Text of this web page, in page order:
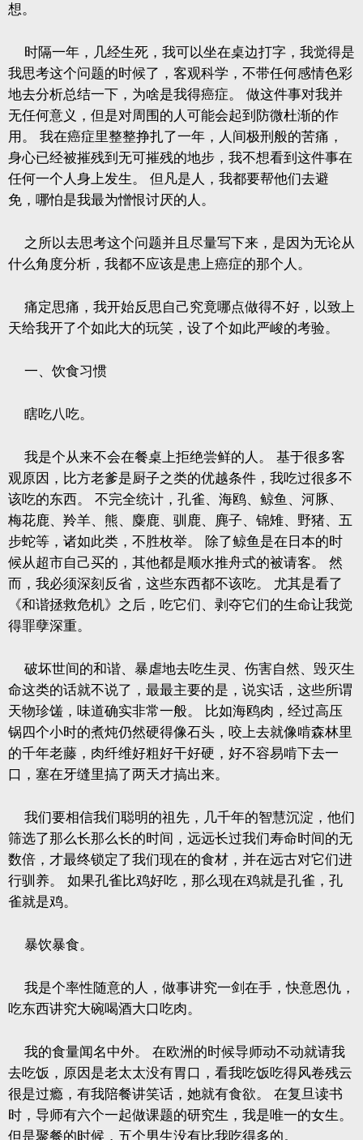
想。
时隔一年，几经生死，我可以坐在桌边打字，我觉得是
我思考这个问题的时候了，客观科学，不带任何感情色彩
地去分析总结一下，为啥是我得癌症。
做这件事对我并
无任何意义，但是对周围的人可能会起到防微杜渐的作
用。
我在癌症里整整挣扎了一年，人间极刑般的苦痛，
身心已经被摧残到无可摧残的地步，我不想看到这件事在
任何一个人身上发生。
但凡是人，我都要帮他们去避
免，哪怕是我最为憎恨讨厌的人。
之所以去思考这个问题并且尽量写下来，是因为无论从
什么角度分析，我都不应该是患上癌症的那个人。
痛定思痛，我开始反思自己究竟哪点做得不好，以致上
天给我开了个如此大的玩笑，设了个如此严峻的考验。
一、饮食习惯
瞎吃八吃。
我是个从来不会在餐桌上拒绝尝鲜的人。
基于很多客
观原因，比方老爹是厨子之类的优越条件，我吃过很多不
该吃的东西。
不完全统计，孔雀、海鸥、鲸鱼、河豚、
梅花鹿、羚羊、熊、麋鹿、驯鹿、麂子、锦雉、野猪、五
步蛇等，诸如此类，不胜枚举。
除了鲸鱼是在日本的时
候从超市自己买的，其他都是顺水推舟式的被请客。
然
而，我必须深刻反省，这些东西都不该吃。
尤其是看了
《和谐拯救危机》之后，吃它们、剥夺它们的生命让我觉
得罪孽深重。
破坏世间的和谐、暴虐地去吃生灵、伤害自然、毁灭生
命这类的话就不说了，最最主要的是，说实话，这些所谓
天物珍馐，味道确实非常一般。
比如海鸥肉，经过高压
锅四个小时的煮炖仍然硬得像石头，咬上去就像啃森林里
的千年老藤，肉纤维好粗好干好硬，好不容易啃下去一
口，塞在牙缝里搞了两天才搞出来。
我们要相信我们聪明的祖先，几千年的智慧沉淀，他们
筛选了那么长那么长的时间，远远长过我们寿命时间的无
数倍，才最终锁定了我们现在的食材，并在远古对它们进
行驯养。
如果孔雀比鸡好吃，那么现在鸡就是孔雀，孔
雀就是鸡。
暴饮暴食。
我是个率性随意的人，做事讲究一剑在手，快意恩仇，
吃东西讲究大碗喝酒大口吃肉。
我的食量闻名中外。
在欧洲的时候导师动不动就请我
去吃饭，原因是老太太没有胃口，看我吃饭吃得风卷残云
很是过瘾，有我陪餐讲笑话，她就有食欲。
在复旦读书
时，导师有六个一起做课题的研究生，我是唯一的女生。
但是聚餐的时候，五个男生没有比我吃得多的。